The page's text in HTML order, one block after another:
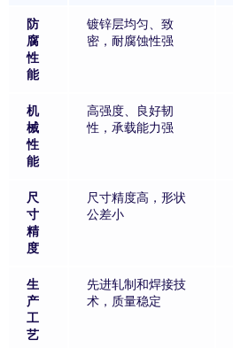
防
腐
性
能
镀锌层均匀、致
密，耐腐蚀性强
机
械
性
能
高强度、良好韧
性，承载能力强
尺
寸
精
度
尺寸精度高，形状
公差小
生
产
工
艺
先进轧制和焊接技
术，质量稳定